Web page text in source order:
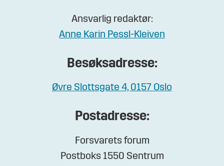
Ansvarlig redaktør:
Anne Karin Pessl-Kleiven
Besøksadresse:
Øvre Slottsgate 4, 0157 Oslo
Postadresse:
Forsvarets forum
Postboks 1550 Sentrum